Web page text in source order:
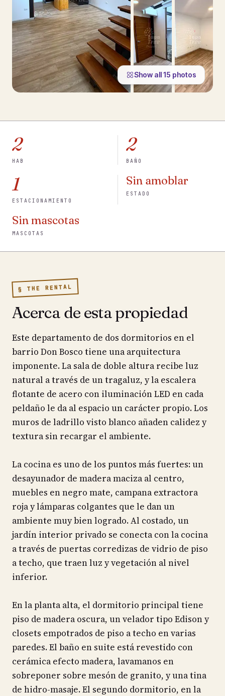
Show all15 photos
2
HAB
2
BAÑO
1
ESTACIONAMIENTO
Sin amoblar
ESTADO
Sin mascotas
MASCOTAS
§ THE RENTAL
Acerca de esta propiedad
Este departamento de dos dormitorios en el
barrio Don Bosco tiene una arquitectura
imponente. La sala de doble altura recibe luz
natural a través de un tragaluz, y la escalera
flotante de acero con iluminación LED en cada
peldaño le da al espacio un carácter propio. Los
muros de ladrillo visto blanco añaden calidez y
textura sin recargar el ambiente.
La cocina es uno de los puntos más fuertes: un
desayunador de madera maciza al centro,
muebles en negro mate, campana extractora
roja y lámparas colgantes que le dan un
ambiente muy bien logrado. Al costado, un
jardín interior privado se conecta con la cocina
a través de puertas corredizas de vidrio de piso
a techo, que traen luz y vegetación al nivel
inferior.
En la planta alta, el dormitorio principal tiene
piso de madera oscura, un velador tipo Edison y
closets empotrados de piso a techo en varias
paredes. El baño en suite está revestido con
cerámica efecto madera, lavamanos en
sobreponer sobre mesón de granito, y una tina
de hidro-masaje. El segundo dormitorio, en la